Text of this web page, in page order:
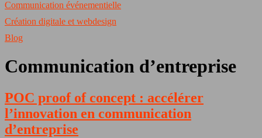
Communication événementielle
Création digitale et webdesign
Blog
Communication d’entreprise
POC proof of concept : accélérer
l’innovation en communication
d’entreprise